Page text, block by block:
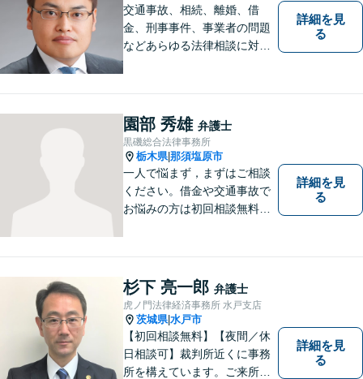
交通事故、相続、離婚、借
金、刑事事件、事業者の問題
などあらゆる法律相談に対応
守ることが第一です。 お困り
ごとがありましたら、まずは
ご相談ください。
詳細を見
る
園部 秀雄 弁護士
黒磯総合法律事務所
栃木県|那須塩原市
一人で悩まず，まずはご相談
ください。借金や交通事故で
お悩みの方は初回相談無料で
詳細を見
る
杉下 亮一郎 弁護士
虎ノ門法律経済事務所 水戸支店
茨城県|水戸市
【初回相談無料】【夜間／休
日相談可】裁判所近くに事務
所を構えています。ご来所・
詳細を見
る